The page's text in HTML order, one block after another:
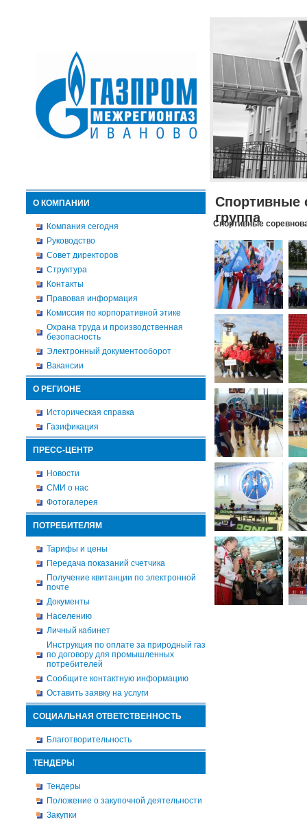
О КОМПАНИИ
Компания сегодня
Руководство
Совет директоров
Структура
Контакты
Правовая информация
Комиссия по корпоративной этике
Охрана труда и производственная
безопасность
Электронный документооборот
Вакансии
О РЕГИОНЕ
Историческая справка
Газификация
ПРЕСС-ЦЕНТР
Новости
СМИ о нас
Фотогалерея
ПОТРЕБИТЕЛЯМ
Тарифы и цены
Передача показаний счетчика
Получение квитанции по электронной
почте
Документы
Населению
Личный кабинет
Инструкция по оплате за природный газ
по договору для промышленных
потребителей
Сообщите контактную информацию
Оставить заявку на услуги
СОЦИАЛЬНАЯ ОТВЕТСТВЕННОСТЬ
Благотворительность
ТЕНДЕРЫ
Тендеры
Положение о закупочной деятельности
Закупки
Спортивные
группа
Спортивные